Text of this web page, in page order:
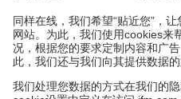
盛夏路61弄1号楼6层
邮编: 201203
总机: 021 3813 4800
电子邮箱:info.cn@ifm.com